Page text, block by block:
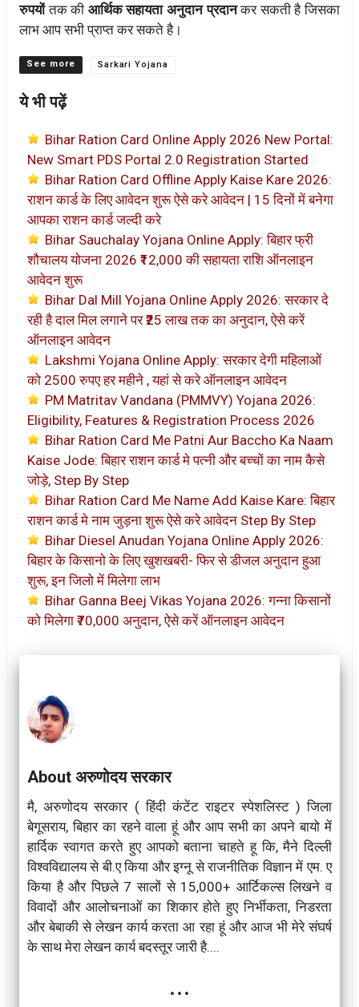
रुपयोंतक की आर्थिक सहायता अनुदान प्रदानकर सकती है जिसका
लाभ आप सभी प्राप्त कर सकते है।
Categories Sarkari Yojana
ये भी पढ़ें
Bihar Ration Card Online Apply 2026 New Portal:
New Smart PDS Portal 2.0 Registration Started
Bihar Ration Card Offline Apply Kaise Kare 2026:
राशन कार्ड के लिए आवेदन शुरू ऐसे करे आवेदन | 15 दिनों में बनेगा
आपका राशन कार्ड जल्दी करे
Bihar Sauchalay Yojana Online Apply: बिहार फ्री
शौचालय योजना 2026 ₹12,000 की सहायता राशि ऑनलाइन
आवेदन शुरू
Bihar Dal Mill Yojana Online Apply 2026: सरकार दे
रही है दाल मिल लगाने पर ₹25 लाख तक का अनुदान, ऐसे करें
ऑनलाइन आवेदन
Lakshmi Yojana Online Apply: सरकार देगी महिलाओं
को 2500 रुपए हर महीने , यहां से करे ऑनलाइन आवेदन
PM Matritav Vandana (PMMVY) Yojana 2026:
Eligibility, Features & Registration Process 2026
Bihar Ration Card Me Patni Aur Baccho Ka Naam
Kaise Jode: बिहार राशन कार्ड मे पत्नी और बच्चों का नाम कैसे
जोड़े, Step By Step
Bihar Ration Card Me Name Add Kaise Kare: बिहार
राशन कार्ड मे नाम जुड़ना शुरू ऐसे करे आवेदन Step By Step
Bihar Diesel Anudan Yojana Online Apply 2026:
बिहार के किसानो के लिए खुशखबरी- फिर से डीजल अनुदान हुआ
शुरू, इन जिलो में मिलेगा लाभ
Bihar Ganna Beej Vikas Yojana 2026: गन्ना किसानों
को मिलेगा ₹70,000 अनुदान, ऐसे करें ऑनलाइन आवेदन
About अरुणोदय सरकार
मै, अरुणोदय सरकार ( हिंदी कंटेंट राइटर स्पेशलिस्ट ) जिला
बेगूसराय, बिहार का रहने वाला हूं और आप सभी का अपने बायो में
हार्दिक स्वागत करते हुए आपको बताना चाहते हू कि, मैने दिल्ली
विश्वविद्यालय से बी.ए किया और इग्नू से राजनीतिक विज्ञान में एम. ए
किया है और पिछले 7 सालों से 15,000+ आर्टिकल्स लिखने व
विवादों और आलोचनाओं का शिकार होते हुए निर्भीकता, निडरता
और बेबाकी से लेखन कार्य करता आ रहा हूं और आज भी मेरे संघर्ष
के साथ मेरा लेखन कार्य बदस्तूर जारी है....
...